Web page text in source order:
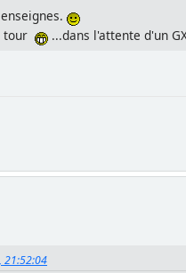
tour
...dans l'attente d'un
21:52:04